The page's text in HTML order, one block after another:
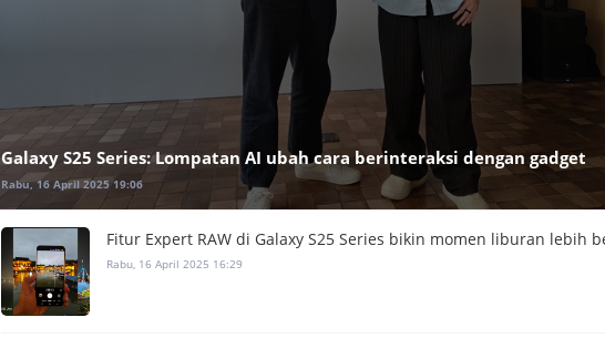
Galaxy S25 Series: Lompatan AI ubah cara berinteraksi dengan gadget
Rabu, 16 April 2025 19:06
Fitur Expert RAW di Galaxy S25 Series bikin momen liburan lebih
Rabu, 16 April 2025 16:29